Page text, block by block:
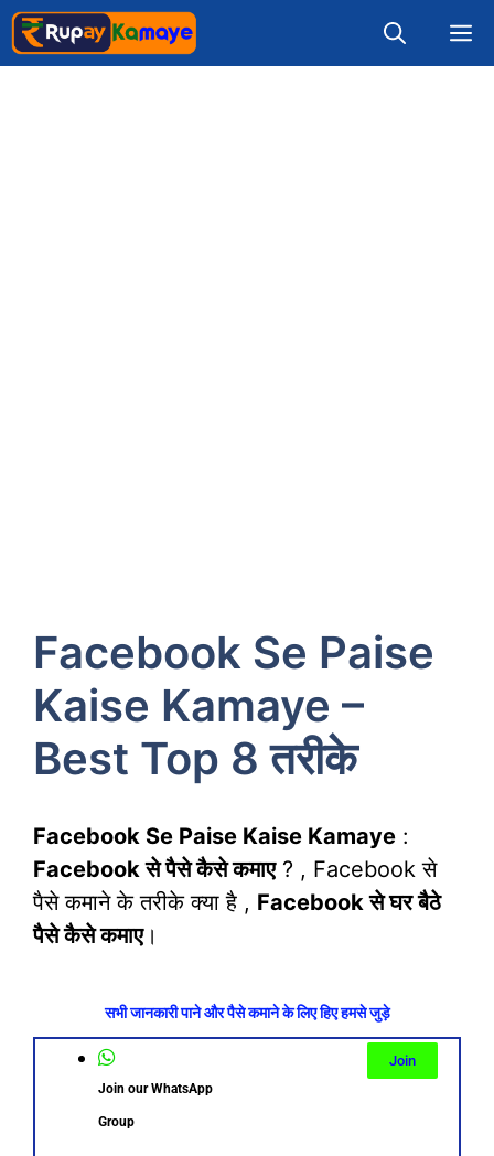
Facebook Se Paise
Kaise Kamaye –
Best Top 8 तरीके
Facebook Se Paise Kaise Kamaye :
Facebook से पैसे कैसे कमाए? , Facebook से
पैसे कमाने के तरीके क्या है , Facebook से घर बैठे
पैसे कैसे कमाए।
सभी जानकारी पाने और पैसे कमाने के लिए हिए हमसे जुड़े
Join our WhatsApp
Group
Join